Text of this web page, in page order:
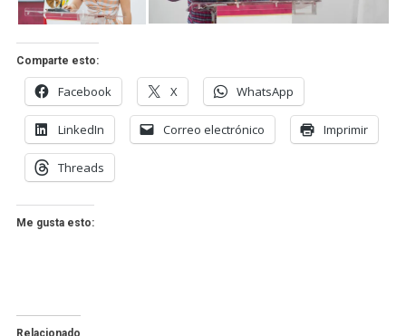
Comparte esto:
Facebook X WhatsApp
LinkedIn Correo electrónico Imprimir
Threads
Me gusta esto: